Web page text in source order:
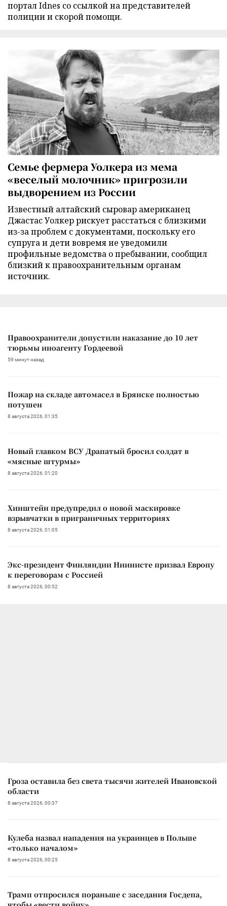
портал Idnes со ссылкой на представителей
полиции и скорой помощи.
Семье фермера Уолкера из мема
«веселый молочник» пригрозили
выдворением из России
Известный алтайский сыровар американец
Джастас Уолкер рискует расстаться с близкими
из-за проблем с документами, поскольку его
супруга и дети вовремя не уведомили
профильные ведомства о пребывании, сообщил
близкий к правоохранительным органам
источник.
Правоохранители допустили наказание до 10 лет
тюрьмы иноагенту Гордеевой
59 минут назад
Пожар на складе автомасел в Брянске полностью
потушен
8 августа 2026, 01:35
Новый главком ВСУ Драпатый бросил солдат в
«мясные штурмы»
8 августа 2026, 01:20
Хинштейн предупредил о новой маскировке
взрывчатки в приграничных территориях
8 августа 2026, 01:05
Экс-президент Финляндии Ниинисте призвал Европу
к переговорам с Россией
8 августа 2026, 00:52
Гроза оставила без света тысячи жителей Ивановской
области
8 августа 2026, 00:37
Кулеба назвал нападения на украинцев в Польше
«только началом»
8 августа 2026, 00:25
Трамп отпросился пораньше с заседания Госдепа,